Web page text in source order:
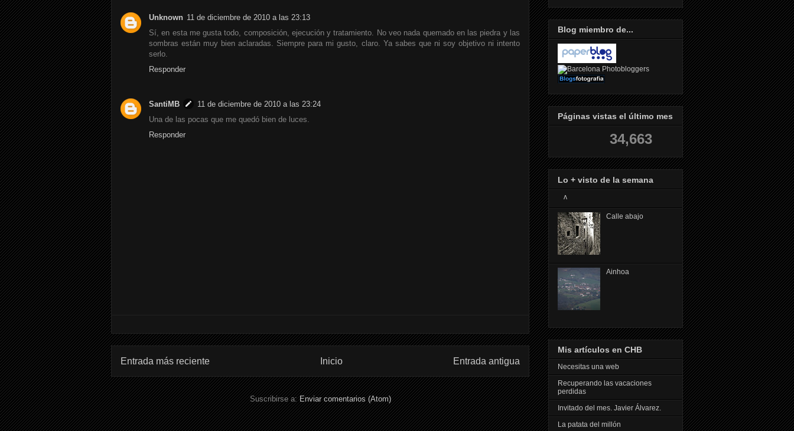
Unknown 11 de diciembre de 2010 a las 23:13
Sí, en esta me gusta todo, composición, ejecución y tratamiento. No veo nada quemado en las piedra y las
sombras están muy bien aclaradas. Siempre para mi gusto, claro. Ya sabes que ni soy objetivo ni intento
serlo.
Responder
SantiMB
11 de diciembre de 2010 a las 23:24
Una de las pocas que me quedó bien de luces.
Responder
Entrada más reciente Entrada antigua
Inicio
Suscribirse a:Enviar comentarios (Atom)
Blog miembro de...
Páginas vistas el último mes
34,663
Lo + visto de la semana
ᴧ
Calle abajo
Ainhoa
Mis artículos en CHB
Necesitas una web
Recuperando las vacaciones
perdidas
Invitado del mes. Javier Álvarez.
La patata del millón